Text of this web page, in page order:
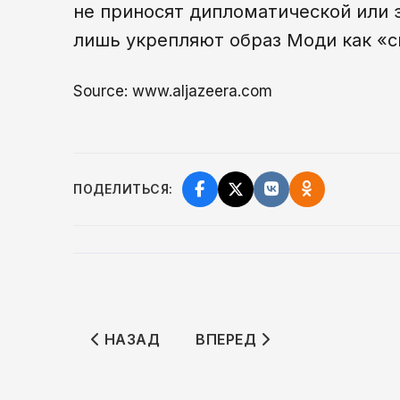
не приносят дипломатической
лишь укрепляют образ Моди как
Source: www.aljazeera.com
ПОДЕЛИТЬСЯ:
ПРЕДЫДУЩИЙ: БУДУЩИЙ IPHONE 18
НАЗАД СЛЕДУЮЩИЙ:
ВПЕРЕД